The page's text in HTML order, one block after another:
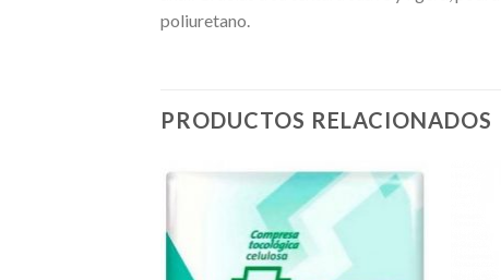
poliuretano.
PRODUCTOS RELACIONADOS